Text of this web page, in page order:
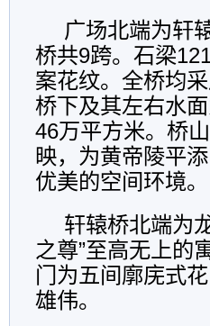
广场北端为轩
桥共9跨。石梁
案花纹。全桥均
桥下及其左右水
46万平方米。桥
映，为黄帝陵平
优美的空间环境。
轩辕桥北端为
之尊”至高无上的
门为五间廓庑式
雄伟。